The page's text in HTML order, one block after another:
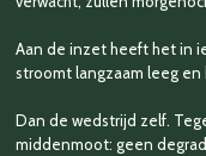
Aan de inzet heeft het in
stroomt langzaam leeg en
Dan de wedstrijd zelf.
middenmoot: geen